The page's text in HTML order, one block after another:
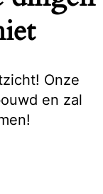
Onze
en zal